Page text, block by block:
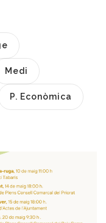
Medi
P. Econòmica
Al
Ruga: